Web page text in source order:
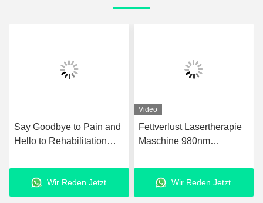
Say Goodbye to Pain and
Hello to Rehabilitation
Ultrasound Pain Relief
Technology Therapy
Device
Wir Reden Jetzt.
Video
Fettverlust Lasertherapie
Maschine 980nm
Fettabsaugungsanlage
Wir Reden Jetzt.